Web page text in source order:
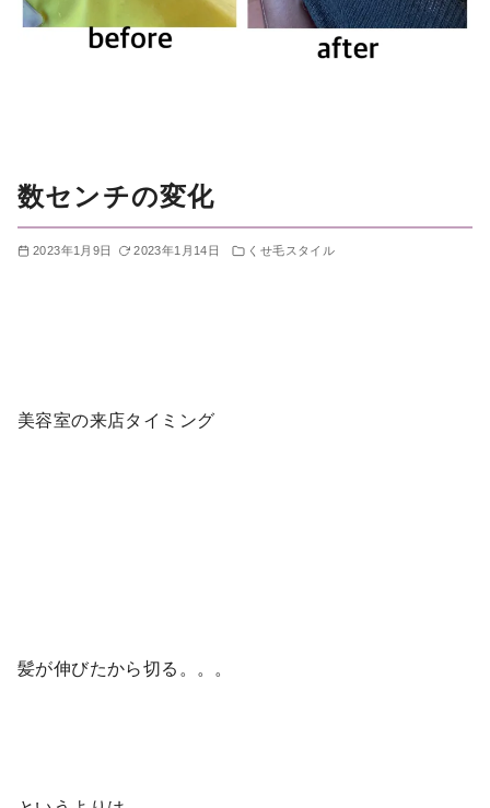
数センチの変化
2023年1月9日 2023年1月14日 くせ毛スタイル
美容室の来店タイミング
髪が伸びたから切る。。。